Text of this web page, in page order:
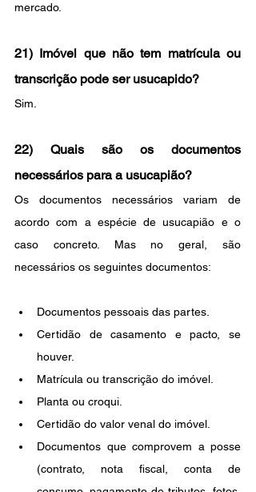
mercado.
21) Imóvel que não tem matrícula ou
transcrição pode ser usucapido?
Sim.
22) Quais são os documentos
necessários para a usucapião?
Os documentos necessários variam de
acordo com a espécie de usucapião e o
caso concreto. Mas no geral, são
necessários os seguintes documentos:
Documentos pessoais das partes.
Certidão de casamento e pacto, se
houver.
Matrícula ou transcrição do imóvel.
Planta ou croqui.
Certidão do valor venal do imóvel.
Documentos que comprovem a posse
(contrato, nota fiscal, conta de